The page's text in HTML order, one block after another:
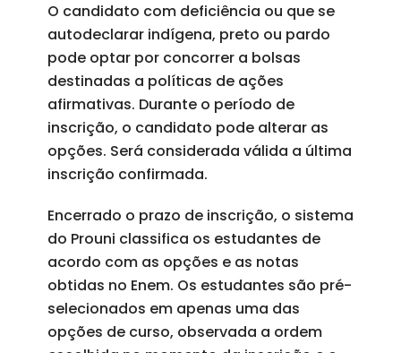
O candidato com deficiência ou que se
autodeclarar indígena, preto ou pardo
pode optar por concorrer a bolsas
destinadas a políticas de ações
afirmativas. Durante o período de
inscrição, o candidato pode alterar as
opções. Será considerada válida a última
inscrição confirmada.
Encerrado o prazo de inscrição, o sistema
do Prouni classifica os estudantes de
acordo com as opções e as notas
obtidas no Enem. Os estudantes são pré-
selecionados em apenas uma das
opções de curso, observada a ordem